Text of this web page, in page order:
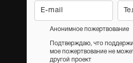
Анонимное пожертвование
Подтверждаю, что
мое пожертвование не
другой проект